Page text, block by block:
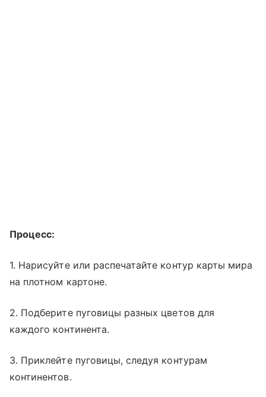
Процесс:
1. Нарисуйте или распечатайте контур карты мира
на плотном картоне.
2. Подберите пуговицы разных цветов для
каждого континента.
3. Приклейте пуговицы, следуя контурам
континентов.